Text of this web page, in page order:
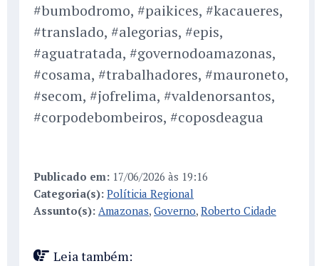
#bumbodromo, #paikices, #kacaueres,
#translado, #alegorias, #epis,
#aguatratada, #governodoamazonas,
#cosama, #trabalhadores, #mauroneto,
#secom, #jofrelima, #valdenorsantos,
#corpodebombeiros, #coposdeagua
Publicado em: 17/06/2026 às 19:16
Categoria(s): Políticia Regional
Assunto(s): Amazonas, Governo, Roberto Cidade
Leia também: